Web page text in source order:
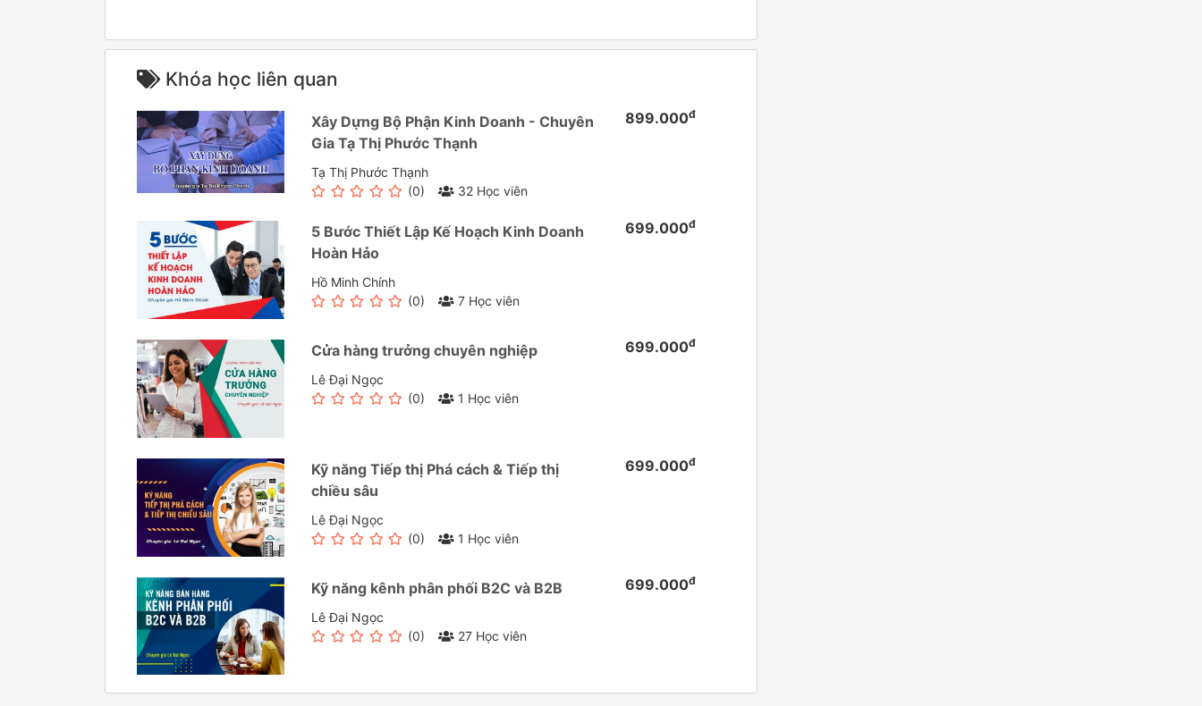
Khóa học liên quan
Xây Dựng Bộ Phận Kinh Doanh - Chuyên
Gia Tạ Thị Phước Thạnh
Tạ Thị Phước Thạnh
(0)
32 Học viên
899.000đ
5 Bước Thiết Lập Kế Hoạch Kinh Doanh
Hoàn Hảo
Hồ Minh Chính
(0)
7 Học viên
699.000đ
Cửa hàng trưởng chuyên nghiệp
Lê Đại Ngọc
(0)
1 Học viên
699.000đ
Kỹ năng Tiếp thị Phá cách & Tiếp thị
chiều sâu
Lê Đại Ngọc
(0)
1 Học viên
699.000đ
Kỹ năng kênh phân phối B2C và B2B
Lê Đại Ngọc
(0)
27 Học viên
699.000đ